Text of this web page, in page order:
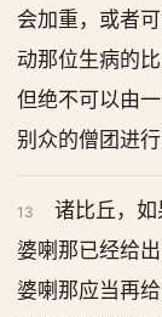
会加重，或者
动那位生病的
但绝不可以由
别众的僧团进
13
诸比丘，
婆喇那已经给
婆喇那应当再